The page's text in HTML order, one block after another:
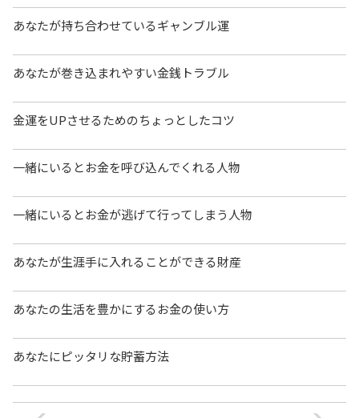
あなたが持ち合わせているギャンブル運
あなたが巻き込まれやすい金銭トラブル
金運をUPさせるためのちょっとしたコツ
一緒にいるとお金を呼び込んでくれる人物
一緒にいるとお金が逃げて行ってしまう人物
あなたが生涯手に入れることができる財産
あなたの生活を豊かにするお金の使い方
あなたにピッタリな貯蓄方法